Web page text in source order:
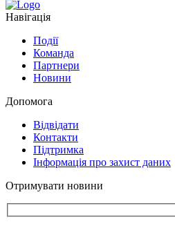
Навігація
Події
Команда
Партнери
Новини
Допомога
Відвідати
Контакти
Підтримка
Інформація про захист даних
Отримувати новини